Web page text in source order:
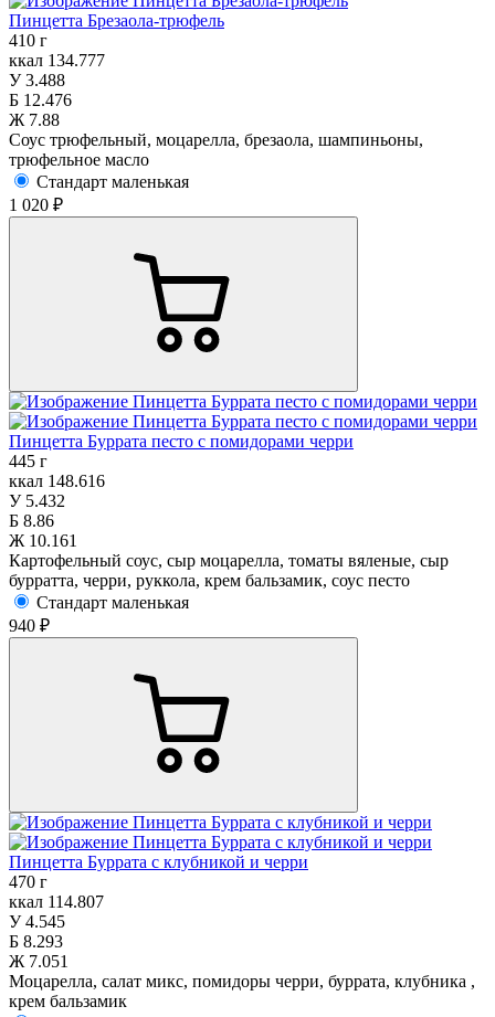
Пинцетта Брезаола-трюфель
410 г
ккал 134.777
У3.488
Б 12.476
Ж 7.88
Соус трюфельный, моцарелла, брезаола, шампиньоны,
трюфельное масло
Стандарт маленькая
1 020 ₽
Пинцетта Буррата песто с помидорами черри
445 г
ккал 148.616
У5.432
Б 8.86
Ж 10.161
Картофельный соус, сыр моцарелла, томаты вяленые, сыр
бурратта, черри, руккола, крем бальзамик, соус песто
Стандарт маленькая
940 ₽
Пинцетта Буррата с клубникой и черри
470 г
ккал 114.807
У4.545
Б 8.293
Ж 7.051
Моцарелла, салат микс, помидоры черри, буррата, клубника ,
крем бальзамик